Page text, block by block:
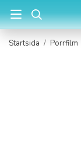
Startsida / Porrfilm